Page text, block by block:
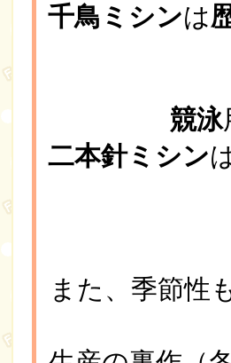
千鳥ミシンは
競泳
二本針ミシン
また、季節性